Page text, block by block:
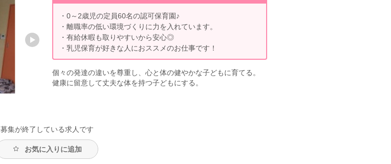
・0～2歳児の定員60名の認可保育園♪
・離職率の低い環境づくりに力を入れています。
・有給休暇も取りやすいから安心◎
・乳児保育が好きな人におススメのお仕事です！
個々の発達の違いを尊重し、心と体の健やかな子どもに育てる。
健康に留意して丈夫な体を持つ子どもにする。
募集が終了している求人です
お気に入りに追加